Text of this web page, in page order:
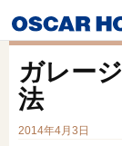
ガレー
法
2014年4月3日